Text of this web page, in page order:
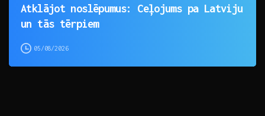
Atklājot noslēpumus: Ceļojums pa Latviju
un tās tērpiem
05/08/2026